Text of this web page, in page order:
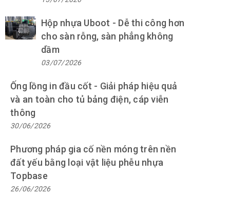
Hộp nhựa Uboot - Dễ thi công hơn
cho sàn rỗng, sàn phẳng không
dầm
03/07/2026
Ống lồng in đầu cốt - Giải pháp hiệu quả
và an toàn cho tủ bảng điện, cáp viễn
thông
30/06/2026
Phương pháp gia cố nền móng trên nền
đất yếu bằng loại vật liệu phễu nhựa
Topbase
26/06/2026